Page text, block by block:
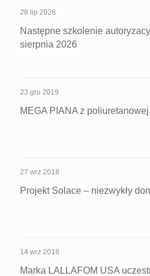
28 lip 2026
Następne szkolenie
sierpnia 2026
23 gru 2019
MEGA PIANA z
27 wrz 2018
Projekt Solace – niezwykły
14 wrz 2018
Marka LALLAFOM USA